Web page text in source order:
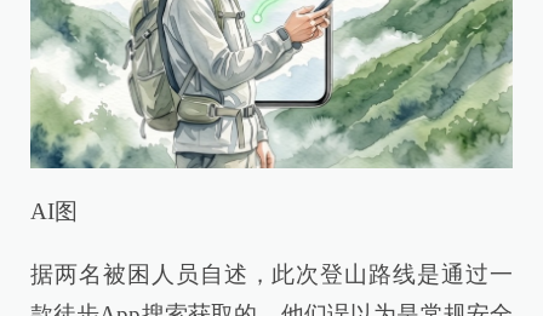
AI图
据两名被困人员自述，此次登山路线是通过一